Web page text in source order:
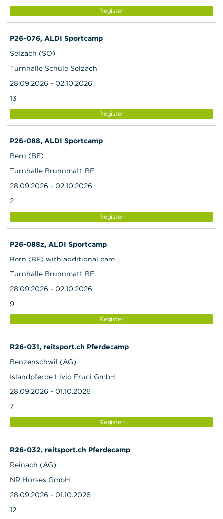
Register
P26-076, ALDI Sportcamp
Selzach (SO)
Turnhalle Schule Selzach
28.09.2026 - 02.10.2026
13
Register
P26-088, ALDI Sportcamp
Bern (BE)
Turnhalle Brunnmatt BE
28.09.2026 - 02.10.2026
2
Register
P26-088z, ALDI Sportcamp
Bern (BE) with additional care
Turnhalle Brunnmatt BE
28.09.2026 - 02.10.2026
9
Register
R26-031, reitsport.ch Pferdecamp
Benzenschwil (AG)
Islandpferde Livio Fruci GmbH
28.09.2026 - 01.10.2026
7
Register
R26-032, reitsport.ch Pferdecamp
Reinach (AG)
NR Horses GmbH
28.09.2026 - 01.10.2026
12